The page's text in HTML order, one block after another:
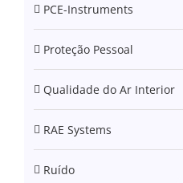
PCE-Instruments
Proteção Pessoal
Qualidade do Ar Interior
RAE Systems
Ruído